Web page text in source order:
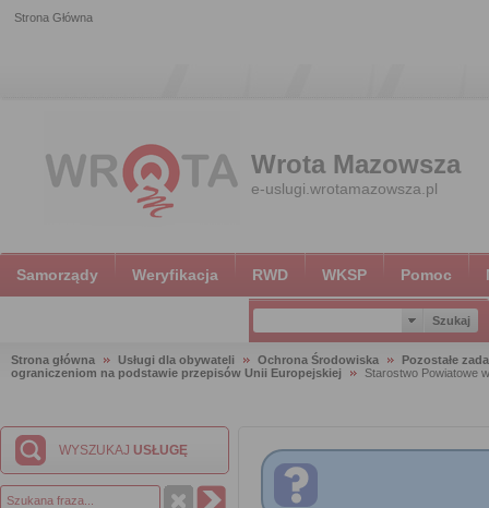
Strona Główna
Wrota Mazowsza
e-uslugi.wrotamazowsza.pl
Samorządy Weryfikacja RWD WKSP Pomoc
Strona główna Usługi dla obywateli Ochrona Środowiska
Pozostałe
ograniczeniom na podstawie przepisów Unii Europejskiej
Starostwo Powiatowe
WYSZUKAJ USŁUGĘ